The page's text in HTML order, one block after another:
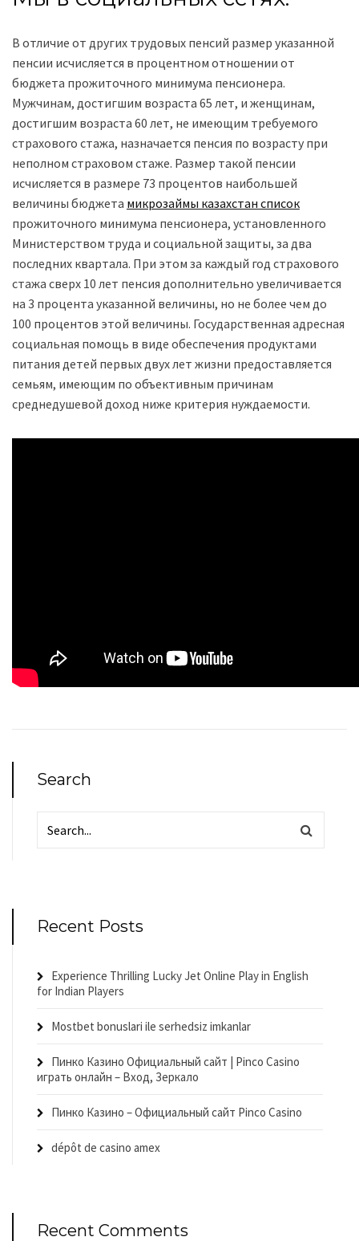
В отличие от других трудовых пенсий размер указанной
пенсии исчисляется в процентном отношении от
бюджета прожиточного минимума пенсионера.
Мужчинам, достигшим возраста 65 лет, и женщинам,
достигшим возраста 60 лет, не имеющим требуемого
страхового стажа, назначается пенсия по возрасту при
неполном страховом стаже. Размер такой пенсии
исчисляется в размере 73 процентов наибольшей
величины бюджета микрозаймы казахстан список
прожиточного минимума пенсионера, установленного
Министерством труда и социальной защиты, за два
последних квартала. При этом за каждый год страхового
стажа сверх 10 лет пенсия дополнительно увеличивается
на 3 процента указанной величины, но не более чем до
100 процентов этой величины. Государственная адресная
социальная помощь в виде обеспечения продуктами
питания детей первых двух лет жизни предоставляется
семьям, имеющим по объективным причинам
среднедушевой доход ниже критерия нуждаемости.
Search
Recent Posts
Experience Thrilling Lucky Jet Online Play in English
for Indian Players
Mostbet bonuslari ile serhedsiz imkanlar
Пинко Казино Официальный сайт | Pinco Casino
играть онлайн – Вход, Зеркало
Пинко Казино – Официальный сайт Pinco Casino
dépôt de casino amex
Recent Comments